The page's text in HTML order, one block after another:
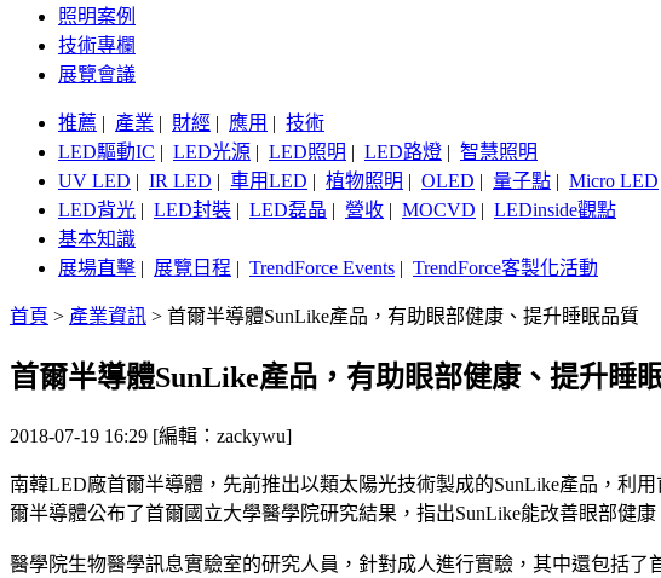
照明案例
技術專欄
展覽會議
推薦 | 產業 | 財經 | 應用 | 技術
LED驅動IC | LED光源 | LED照明 | LED路燈 | 智慧照明
UV LED | IR LED | 車用LED | 植物照明 | OLED | 量子點 | Micro LED
LED背光 | LED封裝 | LED磊晶 | 營收 | MOCVD | LEDinside觀點
基本知識
展場直擊 | 展覽日程 | TrendForce Events | TrendForce客製化活動
首頁 > 產業資訊 > 首爾半導體SunLike產品，有助眼部健康、提升睡眠品質
首爾半導體SunLike產品，有助眼部健康、提升睡
2018-07-19 16:29 [編輯：zackywu]
南韓LED廠首爾半導體，先前推出以類太陽光技術製成的SunLike產品，利
爾半導體公布了首爾國立大學醫學院研究結果，指出SunLike能改善眼部健康
醫學院生物醫學訊息實驗室的研究人員，針對成人進行實驗，其中還包括